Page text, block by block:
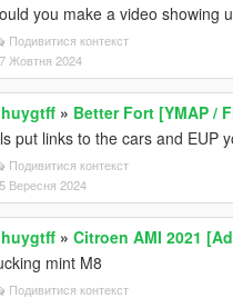
you make a video showing
Подивитися контекст
Жовтня 2024
» Better Fort [YMAP /
put links to the cars and EUP
Подивитися контекст
Вересня 2024
» Citroen AMI 2021
mint M8
Подивитися контекст